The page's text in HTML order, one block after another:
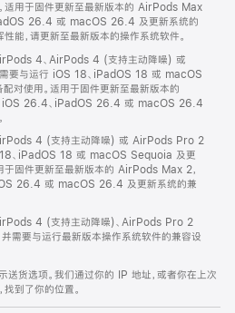
适用于固件更新至最新版本的 AirPods Max
26.4 或 macOS 26.4 及更新系统的
能，请更新至最新版本的操作系统软件。
4、AirPods 4 (支持主动降噪) 或
要与运行 iOS 18、iPadOS 18 或 macOS
对使用。适用于固件更新至最新版本的
iOS 26.4、iPadOS 26.4 或 macOS 26.4
4 (支持主动降噪) 或 AirPods Pro 2
18、iPadOS 18 或 macOS Sequoia 及更
于固件更新至最新版本的 AirPods Max 2，
26.4 或 macOS 26.4 及更新系统的兼
4 (支持主动降噪)、AirPods Pro 2
需要与运行最新版本操作系统软件的兼容设
送货选项。我们通过你的 IP 地址，或者你在上次
到了你的位置。